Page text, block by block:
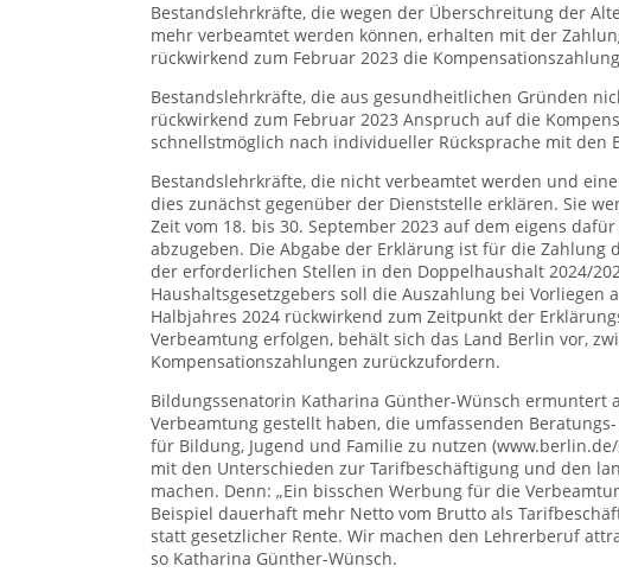
Bestandslehrkräfte, die wegen der Überschreitung der
mehr verbeamtet werden können, erhalten mit der
rückwirkend zum Februar 2023 die
Bestandslehrkräfte, die aus gesundheitlichen Gründen
rückwirkend zum Februar 2023 Anspruch auf die
schnellstmöglich nach individueller Rücksprache mit den
Bestandslehrkräfte, die nicht verbeamtet werden und
dies zunächst gegenüber der Dienststelle erklären. Sie
Zeit vom 18. bis 30. September 2023 auf dem eigens
abzugeben. Die Abgabe der Erklärung ist für die
der erforderlichen Stellen in den Doppelhaushalt 2024/
Haushaltsgesetzgebers soll die Auszahlung bei Vorliegen
Halbjahres 2024 rückwirkend zum Zeitpunkt der
Verbeamtung erfolgen, behält sich das Land Berlin vor,
Kompensationszahlungen zurückzufordern.
Bildungssenatorin Katharina Günther-Wünsch ermuntert
Verbeamtung gestellt haben, die umfassenden
für Bildung, Jugend und Familie zu nutzen
mit den Unterschieden zur Tarifbeschäftigung und den
machen. Denn: „Ein bisschen Werbung für die
Beispiel dauerhaft mehr Netto vom Brutto als
statt gesetzlicher Rente. Wir machen den Lehrerberuf
so Katharina Günther-Wünsch.